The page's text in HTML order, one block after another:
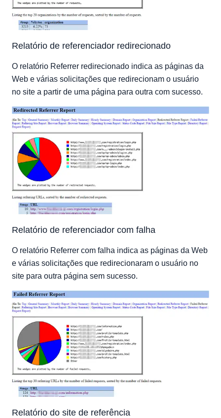
Relatório de referenciador redirecionado
O relatório Referrer redirecionado indica as páginas da
Web e várias solicitações que redirecionam o usuário
no site a partir de uma página para outra com sucesso.
Relatório de referenciador com falha
O relatório Referrer com falha indica as páginas da Web
e várias solicitações que redirecionaram o usuário no
site para outra página sem sucesso.
Relatório do site de referência